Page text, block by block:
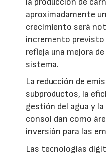
la producción de
aproximadamente
crecimiento será
incremento previsto
refleja una mejora
sistema.
La reducción de
subproductos, la
gestión del agua y
consolidan como
inversión para las
Las tecnologías